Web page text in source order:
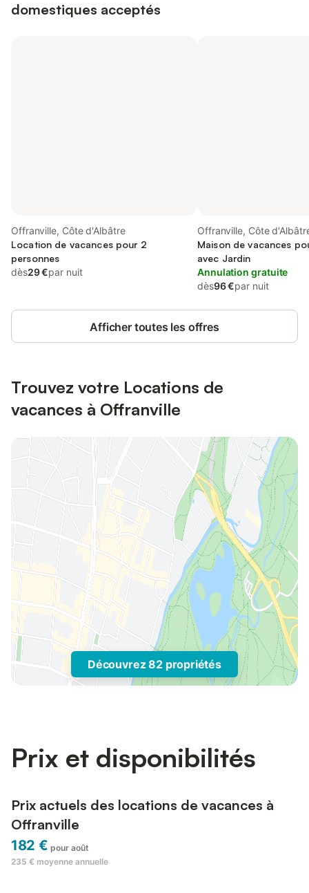
domestiques acceptés
Offranville, Côte d'Albâtre
Location de vacances pour 2
personnes
dès29 €par nuit
Offranville, Côte
Maison de vacances
avec Jardin
Annulation gratuite
dès96 €par nuit
Afficher toutes les offres
Trouvez votre Locations de
vacances à Offranville
Découvrez 82 propriétés
Prix et disponibilités
Prix actuels des locations de vacances à
Offranville
182 € pour août
235 € moyenne annuelle